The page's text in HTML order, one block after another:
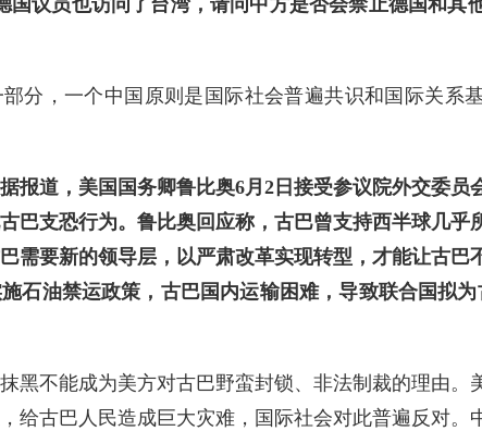
国议员也访问了台湾，请问中方是否会禁止德国和其
分，一个中国原则是国际社会普遍共识和国际关系
据报道，美国国务卿鲁比奥6月2日接受参议院外交委
巴支恐行为。鲁比奥回应称，古巴曾支持西半球几乎
需要新的领导层，以严肃改革实现转型，才能让古巴
石油禁运政策，古巴国内运输困难，导致联合国拟
黑不能成为美方对古巴野蛮封锁、非法制裁的理由。
给古巴人民造成巨大灾难，国际社会对此普遍反对。